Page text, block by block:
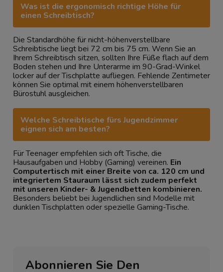
Was ist die ergonomisch richtige Höhe für
einen Schreibtisch?
Die Standardhöhe für nicht-höhenverstellbare
Schreibtische liegt bei 72 cm bis 75 cm. Wenn Sie an
Ihrem Schreibtisch sitzen, sollten Ihre Füße flach auf dem
Boden stehen und Ihre Unterarme im 90-Grad-Winkel
locker auf der Tischplatte aufliegen. Fehlende Zentimeter
können Sie optimal mit einem höhenverstellbaren
Bürostuhl ausgleichen.
Welche Schreibtische fürs Jugendzimmer
eignen sich am besten?
Für Teenager empfehlen sich oft Tische, die
Hausaufgaben und Hobby (Gaming) vereinen. Ein
Computertisch mit einer Breite von ca. 120 cm und
integriertem Stauraum lässt sich zudem perfekt
mit unseren Kinder- & Jugendbetten kombinieren.
Besonders beliebt bei Jugendlichen sind Modelle mit
dunklen Tischplatten oder spezielle Gaming-Tische.
Abonnieren Sie Den